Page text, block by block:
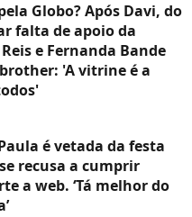
Globo? Após Davi, do
falta de apoio da
e Fernanda Bande
'A vitrine é a
é vetada da festa
recusa a cumprir
a web. ‘Tá melhor do